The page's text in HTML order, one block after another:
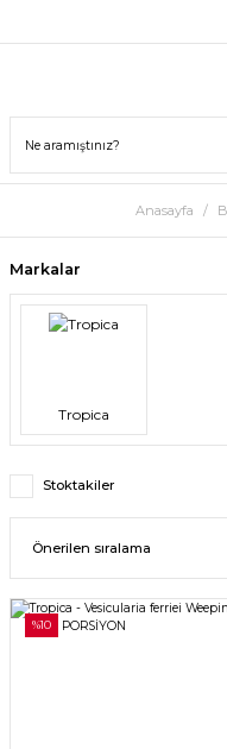
Anasayfa
Markalar
Tropica
Stoktakiler
%10